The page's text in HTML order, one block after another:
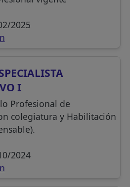
2025
I
Profesional de
colegiatura y Habilitación
2024